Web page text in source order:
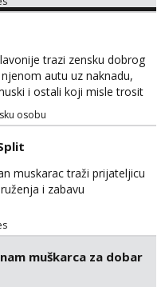
trazi zensku dobrog
autu uz naknadu,
i ostali koji misle trosit
mogu zaobic oglas, ako si
da te punim negdje
javi se na whatsapp
1895.
osobu
muskarac traži prijateljicu
i zabavu
muškarca za dobar